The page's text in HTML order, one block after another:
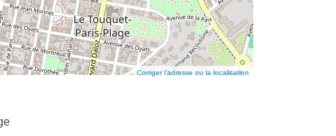
Corriger l’adresse ou la localisation